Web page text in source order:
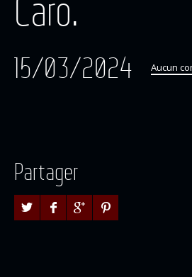
15/03/2024 Aucun
Partager